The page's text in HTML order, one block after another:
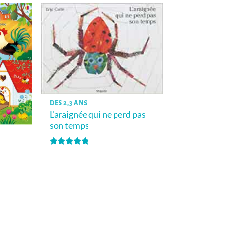
DÈS 2,3 ANS
L’araignée qui ne perd pas
son temps